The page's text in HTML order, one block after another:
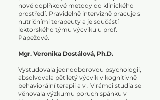
nové doplňkové metody do klinického
prostředí. Pravidelně intervizně pracuje s
nutričními terapeuty a je součástí
lektorského týmu výcviku u prof.
Papežové.
Mgr. Veronika Dostálová, Ph.D.
Vystudovala jednooborovou psychologii,
absolvovala pětiletý výcvik v kognitivně
behaviorální terapii a v . V rámci studia se
věnovala výzkumu poruch spánku v